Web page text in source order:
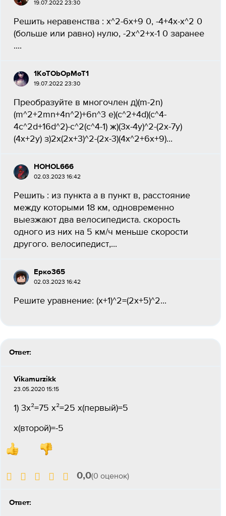
19.07.2022 23:30
Решить неравенства : x^2-6x+9 0, -4+4x-x^2 0
(больше или равно) нулю, -2x^2+x-1 0 заранее
....
1KoTObOpMoT1
19.07.2022 23:30
Преобразуйте в многочлен д)(m-2n)
(m^2+2mn+4n^2)+6n^3 е)(c^2+4d)(c^4-
4c^2d+16d^2)-c^2(c^4-1) ж)(3x-4y)^2-(2x-7y)
(4x+2y) з)2x(2x+3)^2-(2x-3)(4x^2+6x+9)...
HOHOL666
02.03.2023 16:42
Решить : из пункта а в пункт в, расстояние
между которыми 18 км, одновременно
выезжают два велосипедиста. скорость
одного из них на 5 км/ч меньше скорости
другого. велосипедист,...
Ерко365
02.03.2023 16:42
Решите уравнение: (x+1)^2=(2x+5)^2...
Ответ:
Vikamurzikk
23.05.2020 15:15
1) 3х²=75 х²=25 x(первый)=5
x(второй)=-5
0,0(0 оценок)
Ответ: